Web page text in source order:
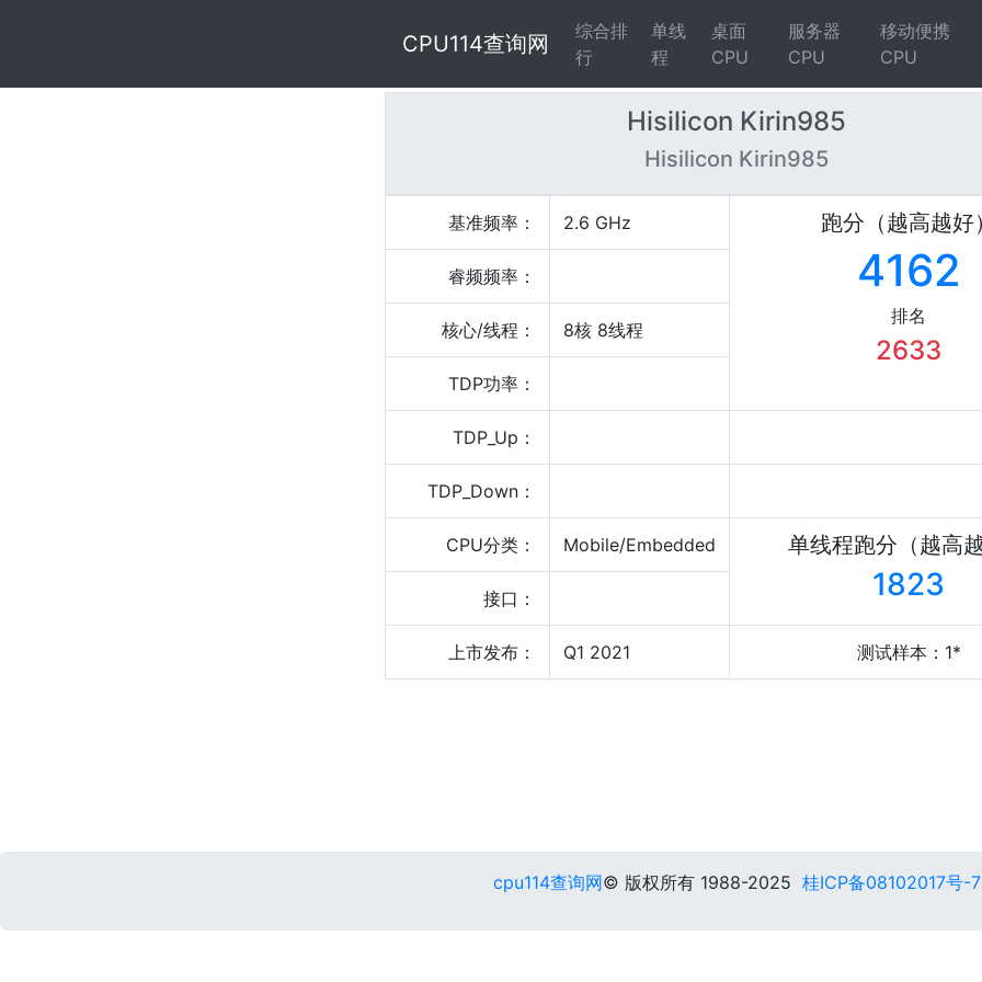
CPU114查询网
综合排
行
单线
程
桌面
CPU
服务器
CPU
移动便携
CPU
Hisilicon Kirin985
Hisilicon Kirin985
基准频率： 2.6 GHz 跑分（越高越好
4162
排名
2633
睿频频率：
核心/线程： 8核 8线程
TDP功率：
TDP_Up：
TDP_Down：
CPU分类： Mobile/Embedded 单线程跑分（越高
1823
接口：
上市发布： Q1 2021 测试样本：1*
cpu114查询网© 版权所有 1988-2025 桂ICP备08102017号-7